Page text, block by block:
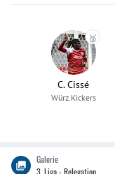
🥈
C. Cissé
Würz.Kickers
Galerie
3. Liga - Relegation